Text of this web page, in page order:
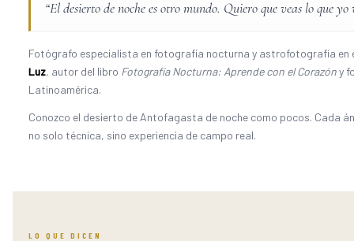
“El desierto de noche es otro mundo. Quiero que veas lo que
Fotógrafo especialista en fotografía nocturna y astrofotografía en
Luz, autor del libro Fotografía Nocturna: Aprende con el Corazóny
Latinoamérica.
Conozco el desierto de Antofagasta de noche como pocos. Cada
no solo técnica, sino experiencia de campo real.
LO QUE DICEN